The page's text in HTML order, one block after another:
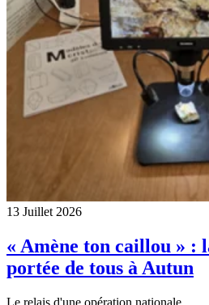
13 Juillet 2026
« Amène ton caillou » :
portée de tous à Autun
Le relais d'une opération nationale